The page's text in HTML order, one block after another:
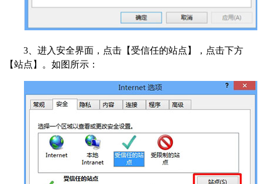
3、进入安全界面，点击【受信任的站点】，点击下方
【站点】。如图所示：